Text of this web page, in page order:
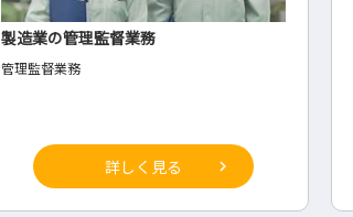
総合建設業の施工管理
施工管理
詳しく見る